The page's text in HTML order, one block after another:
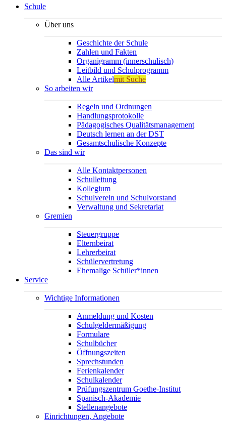
Schule
Über uns
Geschichte der Schule
Zahlen und Fakten
Organigramm (innerschulisch)
Leitbild und Schulprogramm
Alle Artikelmit Suche
So arbeiten wir
Regeln und Ordnungen
Handlungsprotokolle
Pädagogisches Qualitätsmanagement
Deutsch lernen an der DST
Gesamtschulische Konzepte
Das sind wir
Alle Kontaktpersonen
Schulleitung
Kollegium
Schulverein und Schulvorstand
Verwaltung und Sekretariat
Gremien
Steuergruppe
Elternbeirat
Lehrerbeirat
Schülervertretung
Ehemalige Schüler*innen
Service
Wichtige Informationen
Anmeldung und Kosten
Schulgeldermäßigung
Formulare
Schulbücher
Öffnungszeiten
Sprechstunden
Ferienkalender
Schulkalender
Prüfungszentrum Goethe-Institut
Spanisch-Akademie
Stellenangebote
Einrichtungen, Angebote